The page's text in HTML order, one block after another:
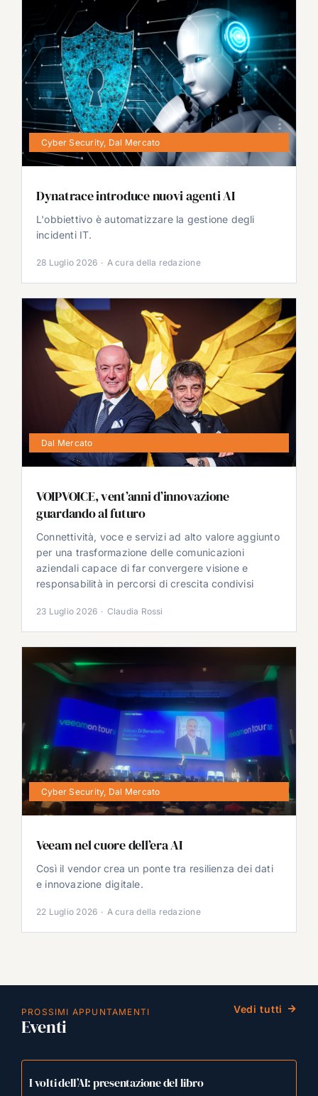
Cyber Security, Dal Mercato
Dynatrace introduce nuovi agenti AI
L'obbiettivo è automatizzare la gestione degli
incidenti IT.
28 Luglio 2026 · A cura della redazione
Dal Mercato
VOIPVOICE, vent’anni d’innovazione
guardando al futuro
Connettività, voce e servizi ad alto valore aggiunto
per una trasformazione delle comunicazioni
aziendali capace di far convergere visione e
responsabilità in percorsi di crescita condivisi
23 Luglio 2026 · Claudia Rossi
Cyber Security, Dal Mercato
Veeam nel cuore dell’era AI
Così il vendor crea un ponte tra resilienza dei dati
e innovazione digitale.
22 Luglio 2026 · A cura della redazione
PROSSIMI APPUNTAMENTI
Eventi
Vedi tutti
I volti dell’AI: presentazione del libro